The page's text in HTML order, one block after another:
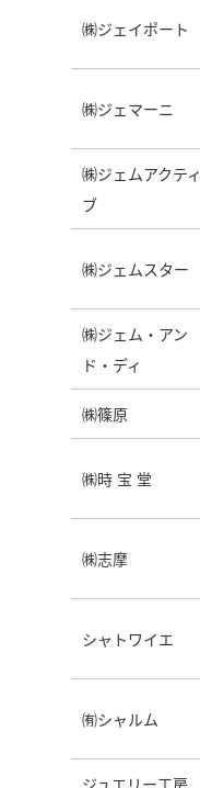
㈱ジェイポート
㈱ジェマーニ
㈱ジェムアクティ
ブ
㈱ジェムスター
㈱ジェム・アン
ド・ディ
㈱篠原
㈱時 宝 堂
㈱志摩
シャトワイエ
㈲シャルム
ジュエリー工房